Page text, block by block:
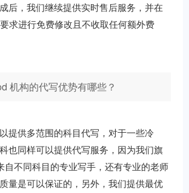
后，我们继续提供实时售后服务，并在
求进行免费修改且不收取任何额外费
机构的代写优势有哪些？
提供多范围的科目代写，对于一些冷
也同样可以提供代写服务，因为我们旗
自不同科目的专业写手，还有专业的老师
量是可以保证的，另外，我们提供最优